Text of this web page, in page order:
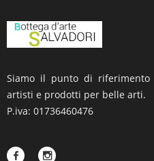
Siamo il punto di
artisti e prodotti per belle arti.
P.iva: 01736460476